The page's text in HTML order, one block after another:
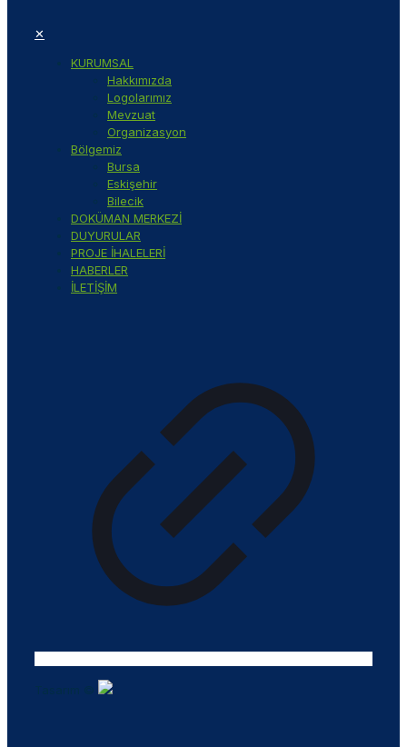
✕
KURUMSAL
Hakkımızda
Logolarımız
Mevzuat
Organizasyon
Bölgemiz
Bursa
Eskişehir
Bilecik
DOKÜMAN MERKEZİ
DUYURULAR
PROJE İHALELERİ
HABERLER
İLETİŞİM